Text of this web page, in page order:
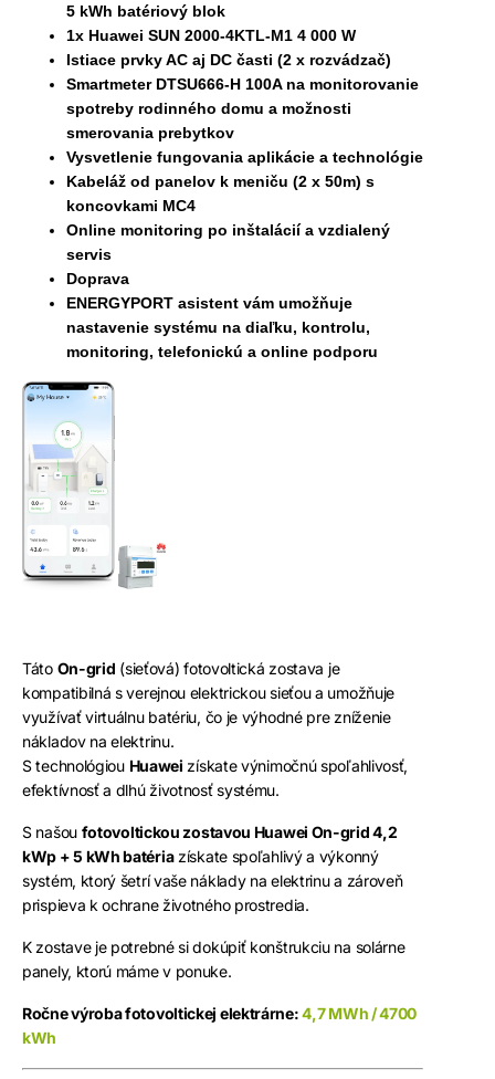
5 kWh batériový blok
1x Huawei SUN 2000-4KTL-M1 4 000 W
Istiace prvky AC aj DC časti (2 x rozvádzač)
Smartmeter DTSU666-H 100A na monitorovanie
spotreby rodinného domu a možnosti
smerovania prebytkov
Vysvetlenie fungovania aplikácie a technológie
Kabeláž od panelov k meniču (2 x 50m) s
koncovkami MC4
Online monitoring po inštalácií a vzdialený
servis
Doprava
ENERGYPORT asistent vám umožňuje
nastavenie systému na diaľku, kontrolu,
monitoring, telefonickú a online podporu
Táto On-grid (sieťová) fotovoltická zostava je
kompatibilná s verejnou elektrickou sieťou a umožňuje
využívať virtuálnu batériu, čo je výhodné pre zníženie
nákladov na elektrinu.
S technológiou Huawei získate výnimočnú spoľahlivosť,
efektívnosť a dlhú životnosť systému.
S našou fotovoltickou zostavou Huawei On-grid 4,2
kWp + 5 kWh batériazískate spoľahlivý a výkonný
systém, ktorý šetrí vaše náklady na elektrinu a zároveň
prispieva k ochrane životného prostredia.
K zostave je potrebné si dokúpiť konštrukciu na solárne
panely, ktorú máme v ponuke.
Ročne výroba fotovoltickej elektrárne:4,7 MWh / 4700
kWh